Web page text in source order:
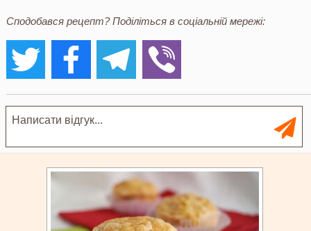
Сподобався рецепт? Поділіться в соціальній мережі: